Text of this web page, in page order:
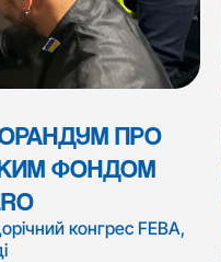
ПРО
ФОНДОМ
конгрес FEBA,